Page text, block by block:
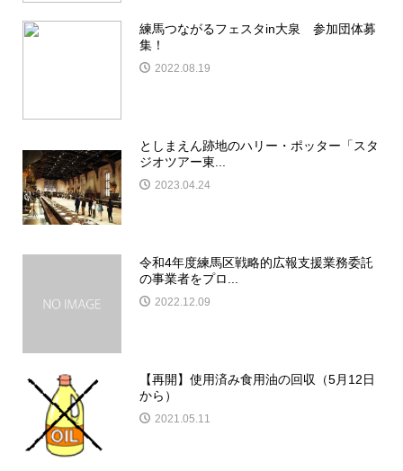
練馬つながるフェスタin大泉 参加団体募
集！
2022.08.19
としまえん跡地のハリー・ポッター「スタ
ジオツアー東...
2023.04.24
令和4年度練馬区戦略的広報支援業務委託
の事業者をプロ...
2022.12.09
【再開】使用済み食用油の回収（5月12日
から）
2021.05.11